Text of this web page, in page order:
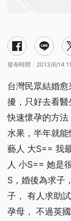
發布時間： 2013/6/14
台灣民眾結婚
擾，只好去看
快速懷孕的方
水果，半年就
藝人 大S== 我
人 小S== 她是
S，婚後為求子
子， 有人求助
孕母， 不過英